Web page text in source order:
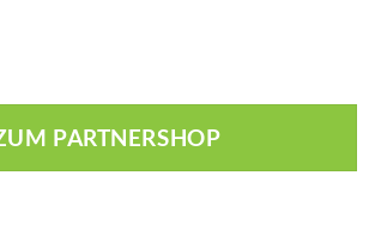
PARTNERSHOP